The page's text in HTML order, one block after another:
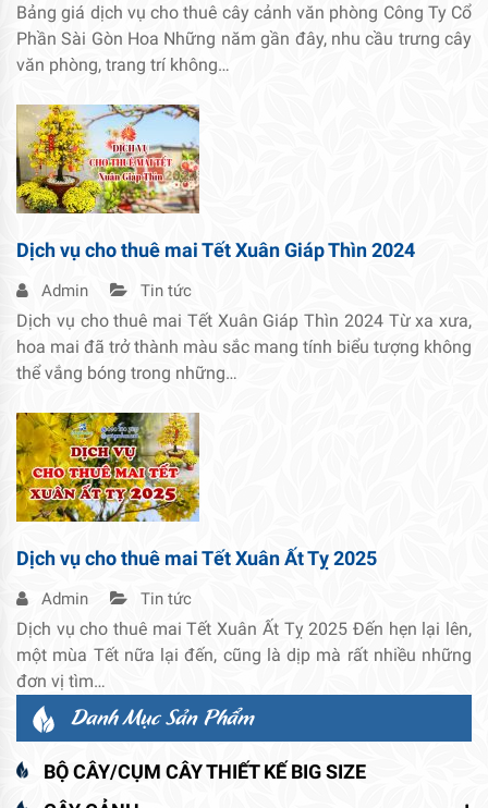
Bảng giá dịch vụ cho thuê cây cảnh văn phòng Công Ty Cổ
Phần Sài Gòn Hoa Những năm gần đây, nhu cầu trưng cây
văn phòng, trang trí không…
Dịch vụ cho thuê mai Tết Xuân Giáp Thìn 2024
Admin Tin tức
Dịch vụ cho thuê mai Tết Xuân Giáp Thìn 2024 Từ xa xưa,
hoa mai đã trở thành màu sắc mang tính biểu tượng không
thể vắng bóng trong những…
Dịch vụ cho thuê mai Tết Xuân Ất Tỵ 2025
Admin Tin tức
Dịch vụ cho thuê mai Tết Xuân Ất Tỵ 2025 Đến hẹn lại lên,
một mùa Tết nữa lại đến, cũng là dịp mà rất nhiều những
đơn vị tìm…
Danh Mục Sản Phẩm
BỘ CÂY/CỤM CÂY THIẾT KẾ BIG SIZE